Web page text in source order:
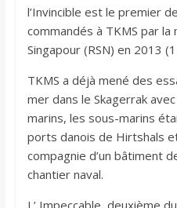
l’Invincible est le premier
commandés à TKMS par
Singapour (RSN) en 2013
TKMS a déjà mené des
mer dans le Skagerrak
marins, les sous-marins
ports danois de Hirtshals
compagnie d’un bâtiment
chantier naval.
L’ Impeccable, deuxième